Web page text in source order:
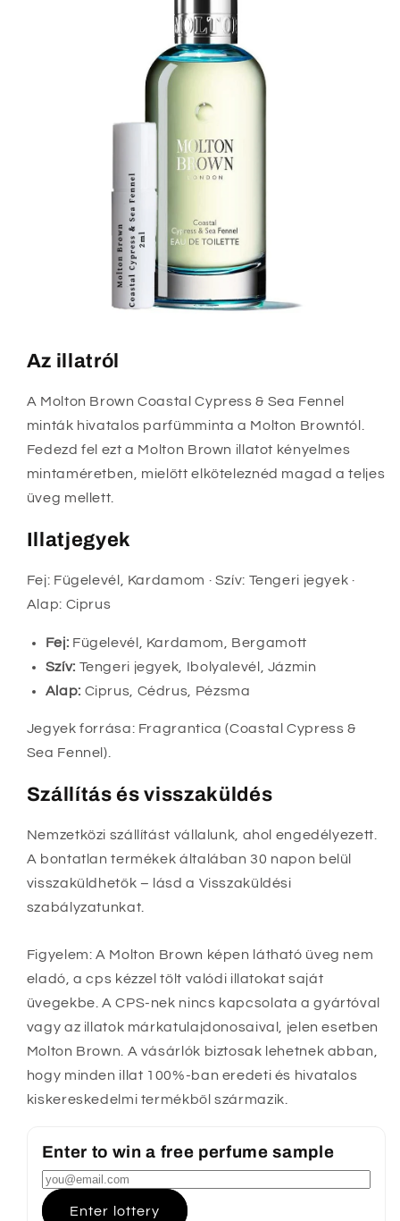
Az illatról
A Molton Brown Coastal Cypress & Sea Fennel
minták hivatalos parfümminta a Molton Browntól.
Fedezd fel ezt a Molton Brown illatot kényelmes
mintaméretben, mielőtt elköteleznéd magad a teljes
üveg mellett.
Illatjegyek
Fej: Fügelevél, Kardamom · Szív: Tengeri jegyek ·
Alap: Ciprus
Fej: Fügelevél, Kardamom, Bergamott
Szív: Tengeri jegyek, Ibolyalevél, Jázmin
Alap: Ciprus, Cédrus, Pézsma
Jegyek forrása: Fragrantica (Coastal Cypress &
Sea Fennel).
Szállítás és visszaküldés
Nemzetközi szállítást vállalunk, ahol engedélyezett.
A bontatlan termékek általában 30 napon belül
visszaküldhetők – lásd a Visszaküldési
szabályzatunkat.
Figyelem: A Molton Brown képen látható üveg nem
eladó, a cps kézzel tölt valódi illatokat saját
üvegekbe. A CPS-nek nincs kapcsolata a gyártóval
vagy az illatok márkatulajdonosaival, jelen esetben
Molton Brown. A vásárlók biztosak lehetnek abban,
hogy minden illat 100%-ban eredeti és hivatalos
kiskereskedelmi termékből származik.
Enter to win a free perfume sample
Enter lottery